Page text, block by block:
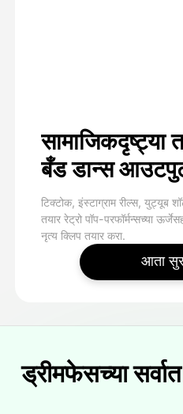
सामाजिकदृष्ट्या
बँड डान्स
टिक्टोक, इंस्टाग्राम रील्स, युट्यूब
तयार रेट्रो पॉप-परफॉर्मन्सच्या
नृत्य क्लिप तयार करा.
आता
ड्रीमफेसच्या